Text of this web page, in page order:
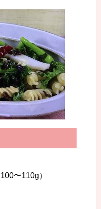
〜110g）